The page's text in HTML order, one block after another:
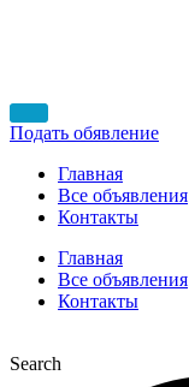
Подать обявление
Главная
Все объявления
Контакты
Главная
Все объявления
Контакты
Search